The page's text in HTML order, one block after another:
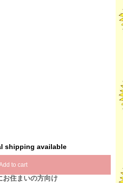
shipping available
to cart
お住まいの方向け